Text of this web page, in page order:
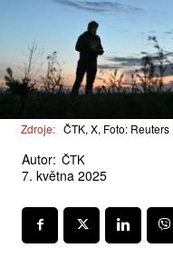
Zdroje: ČTK, X, Foto: Reuters
Autor: ČTK
7. května 2025